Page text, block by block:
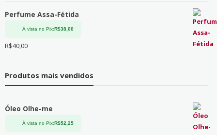
Perfume Assa-Fétida
À vista no Pix:R$38,00
R$40,00
Produtos mais vendidos
Óleo Olhe-me
À vista no Pix:R$52,25